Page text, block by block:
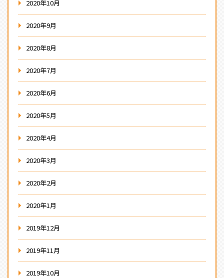
2020年10月
2020年9月
2020年8月
2020年7月
2020年6月
2020年5月
2020年4月
2020年3月
2020年2月
2020年1月
2019年12月
2019年11月
2019年10月